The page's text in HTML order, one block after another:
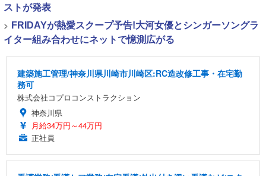
ストが発表
> FRIDAYが熱愛スクープ予告!大河女優とシンガーソングラ
イター組み合わせにネットで憶測広がる
建築施工管理/神奈川県川崎市川崎区:RC造改修工事・在宅勤
務可
株式会社コプロコンストラクション
神奈川県
月給34万円～44万円
正社員